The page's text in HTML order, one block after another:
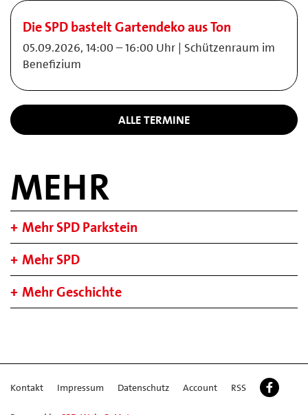
Die SPD bastelt Gartendeko aus Ton
05.09.2026, 14:00 – 16:00 Uhr | Schützenraum im
Benefizium
ALLE TERMINE
MEHR
Mehr SPD Parkstein
Mehr SPD
Mehr Geschichte
Kontakt Impressum Datenschutz Account RSS